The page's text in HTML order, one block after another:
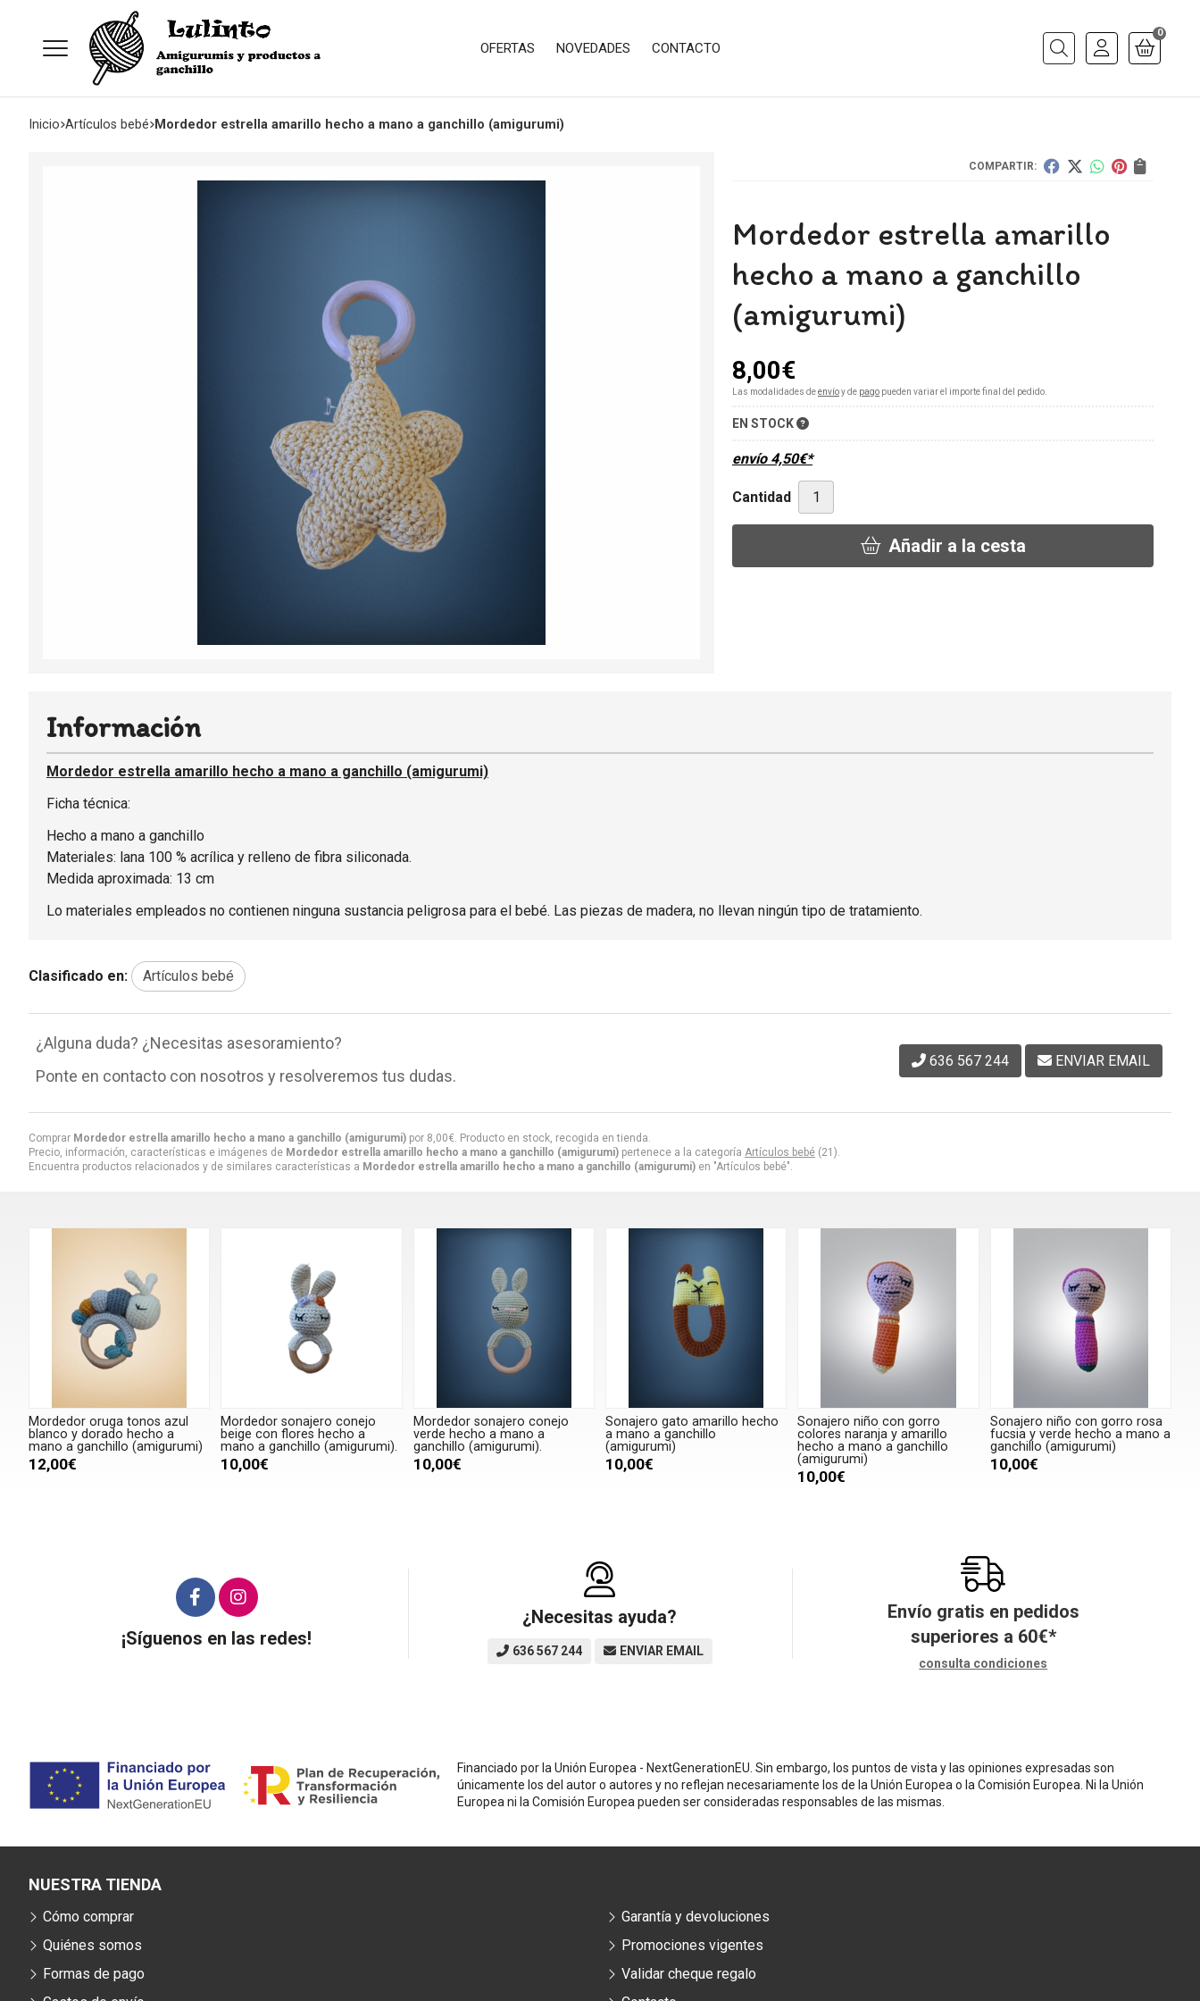
OFERTAS NOVEDADES CONTACTO
Buscar
0
Inicio artículos bebé Mordedor estrella amarillo hecho a mano a ganchillo (amigurumi)
COMPARTIR:
Mordedor estrella amarillo
hecho a mano a ganchillo
(amigurumi)
8,00€
Las modalidades deenvíoy de pago pueden variar el importe final del pedido.
EN STOCK
envío 4,50€*
Cantidad
Añadir a la cesta
Comprar Mordedor estrella amarillo hecho a mano a ganchillo (amigurumi) por 8,00€. Producto en stock, recogida en tienda.
Precio, información, características e imágenes de Mordedor estrella amarillo hecho a mano a ganchillo (amigurumi) pertenece a la categoría Artículos bebé (21).
Encuentra productos relacionados y de similares características a Mordedor estrella amarillo hecho a mano a ganchillo (amigurumi) en "Artículos bebé".
Información
Mordedor estrella amarillo hecho a mano a ganchillo (amigurumi)
Ficha técnica:
Hecho a mano a ganchillo
Materiales: lana 100 % acrílica y relleno de fibra siliconada.
Medida aproximada: 13 cm
Lo materiales empleados no contienen ninguna sustancia peligrosa para el bebé. Las piezas de madera, no llevan ningún tipo de tratamiento.
Clasificado en: Artículos bebé
¿Alguna duda? ¿Necesitas asesoramiento?
Ponte en contacto con nosotros y resolveremos tus dudas.
636 567 244 ENVIAR EMAIL
Mordedor oruga tonos azul
blanco y dorado hecho a
mano a ganchillo (amigurumi)
12,00€
Mordedor sonajero conejo
beige con flores hecho a
mano a ganchillo (amigurumi).
10,00€
Mordedor sonajero conejo
verde hecho a mano a
ganchillo (amigurumi).
10,00€
Sonajero gato amarillo hecho
a mano a ganchillo
(amigurumi)
10,00€
Sonajero niño con gorro
colores naranja y amarillo
hecho a mano a ganchillo
(amigurumi)
10,00€
Sonajero niño con gorro rosa
fucsia y verde hecho a mano a
ganchillo (amigurumi)
10,00€
¡Síguenos en las redes!
¿Necesitas ayuda?
636 567 244 ENVIAR EMAIL
Envío gratis en pedidos
superiores a 60€*
consulta condiciones
Financiado por la Unión Europea - NextGenerationEU. Sin embargo, los puntos de vista y las opiniones expresadas son
únicamente los del autor o autores y no reflejan necesariamente los de la Unión Europea o la Comisión Europea. Ni la Unión
Europea ni la Comisión Europea pueden ser consideradas responsables de las mismas.
NUESTRA TIENDA
Cómo comprar
Quiénes somos
Formas de pago
Garantía y devoluciones
Promociones vigentes
Validar cheque regalo